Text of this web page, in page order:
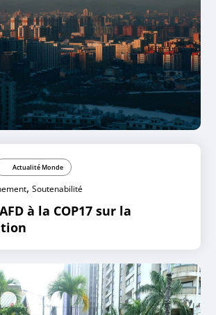
Actualité Monde
,Soutenabilité
à la COP17 sur la